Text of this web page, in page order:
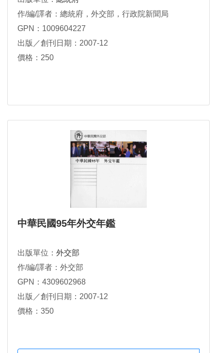
作/編/譯者：總統府，外交部，行政院新聞局
GPN：1009604227
出版／創刊日期：2007-12
價格：250
中華民國95年外交年鑑
出版單位： 外交部
作/編/譯者：外交部
GPN：4309602968
出版／創刊日期：2007-12
價格：350